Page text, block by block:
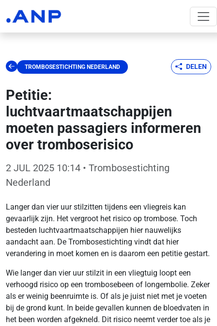
TROMBOSESTICHTING NEDERLAND DELEN
Petitie:
luchtvaartmaatschappijen
moeten passagiers informeren
over tromboserisico
2 JUL 2025 10:14 • Trombosestichting
Nederland
Langer dan vier uur stilzitten tijdens een vliegreis kan
gevaarlijk zijn. Het vergroot het risico op trombose. Toch
besteden luchtvaartmaatschappijen hier nauwelijks
aandacht aan. De Trombosestichting vindt dat hier
verandering in moet komen en is daarom een petitie gestart.
Wie langer dan vier uur stilzit in een vliegtuig loopt een
verhoogd risico op een trombosebeen of longembolie. Zeker
als er weinig beenruimte is. Of als je juist niet met je voeten
bij de grond kunt. In beide gevallen kunnen de bloedvaten in
het been worden afgekneld. Dit risico neemt verder toe als je